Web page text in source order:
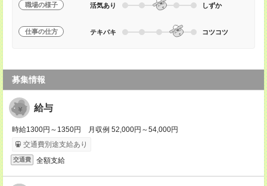
職場の様子 活気あり しずか
仕事の仕方 テキパキ コツコツ
募集情報
給与
時給1300円～1350円 月収例 52,000円～54,000円
交通費別途支給あり
交通費 全額支給